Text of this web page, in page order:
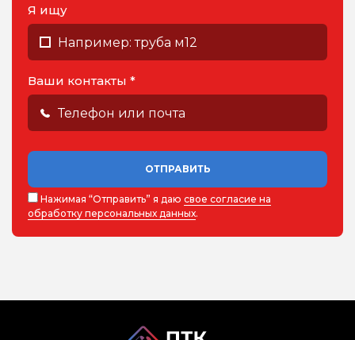
Я ищу
Ваши контакты *
ОТПРАВИТЬ
Нажимая “Отправить” я даю свое согласие на
обработку персональных данных.